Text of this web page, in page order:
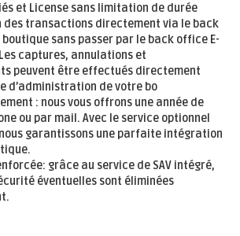
et License sans limitation de durée
des transactions directement via le back
sans passer par le back office E-
captures, annulations et
peuvent être effectués directement
d’administration de votre bo
: nous vous offrons une année de
ou par mail. Avec le service optionnel
garantissons une parfaite intégration
grâce au service de SAV intégré,
éventuelles sont éliminées